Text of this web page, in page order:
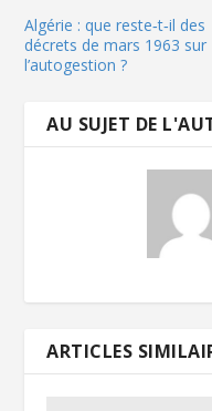
Algérie : que reste‑t‑il des
décrets de mars 1963 sur
l’autogestion ?
AU SUJET DE
ARTICLES